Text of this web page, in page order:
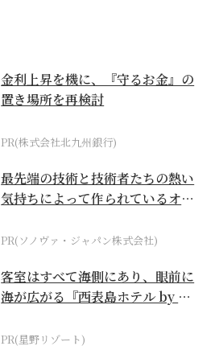
金利上昇を機に、『守るお金』の
置き場所を再検討
PR(株式会社北九州銀行)
最先端の技術と技術者たちの熱い
気持ちによって作られているオー
PR(ソノヴァ・ジャパン株式会社)
客室はすべて海側にあり、眼前に
海が広がる『西表島ホテル by 星
PR(星野リゾート)